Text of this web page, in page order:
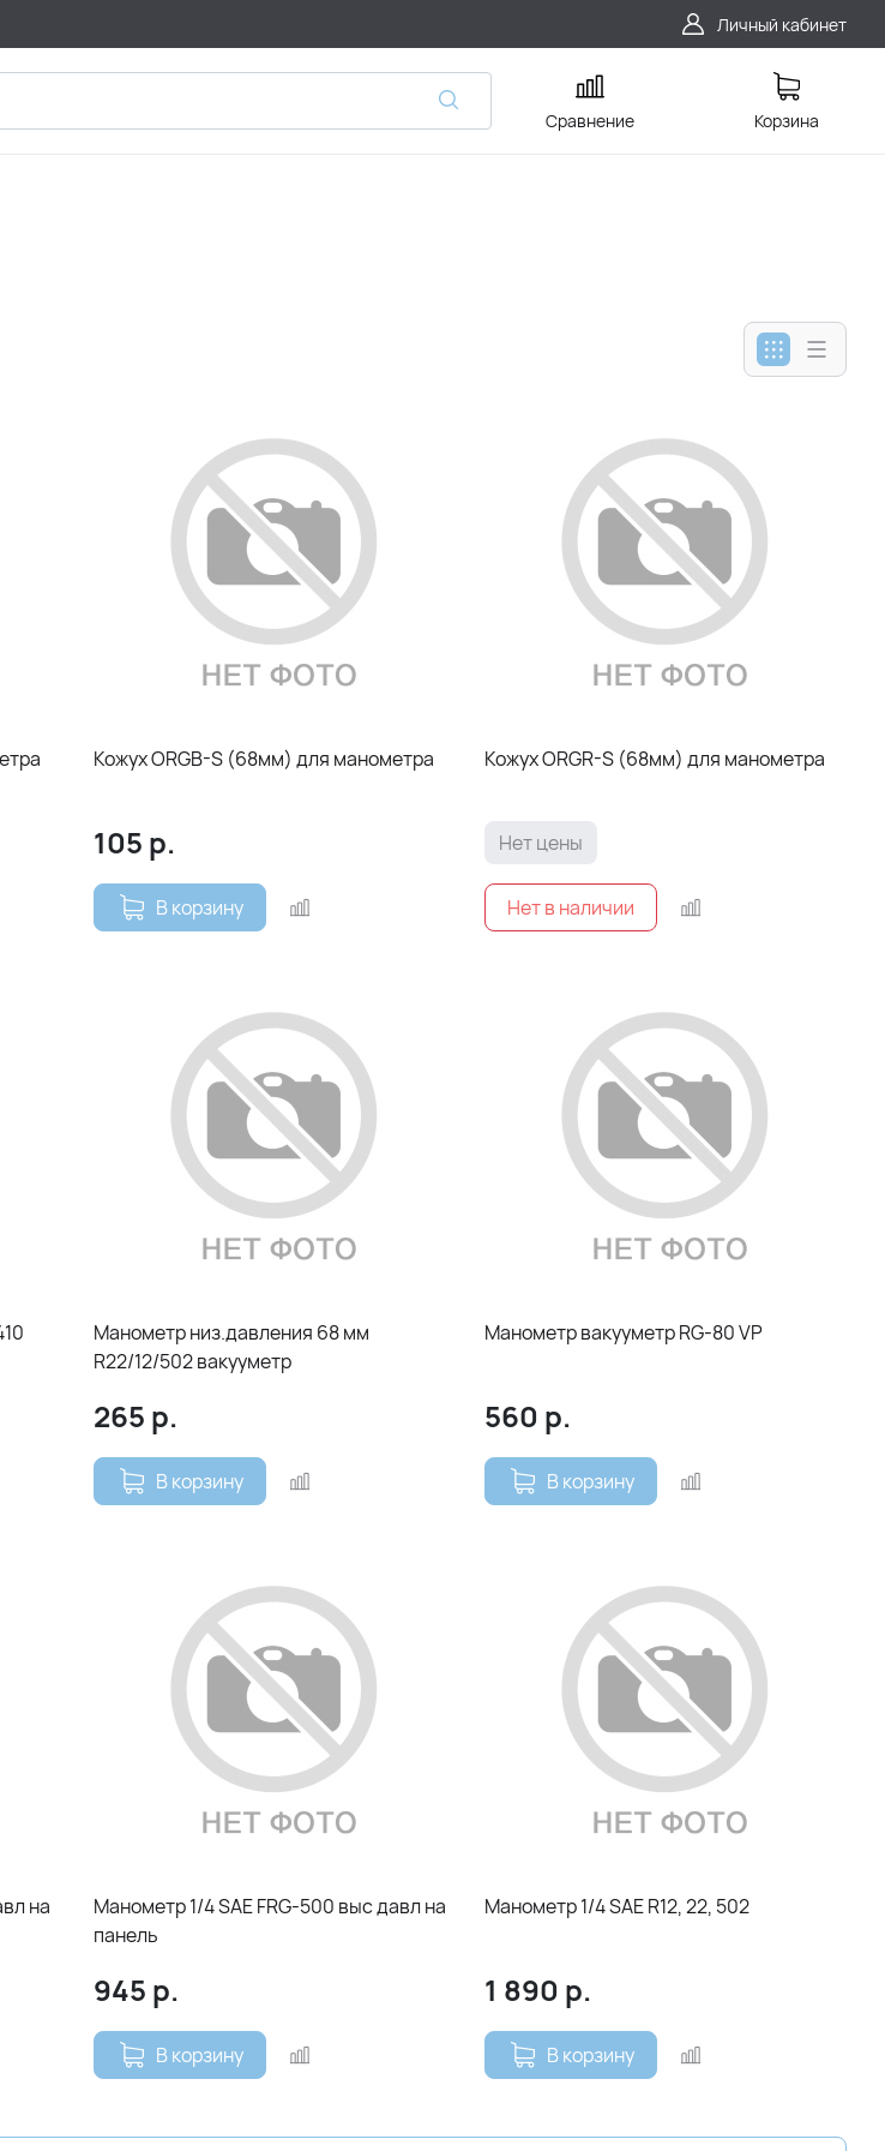
Личный кабинет
Сравнение Корзина
Кожух ORGB-S (68мм) для манометра
105 р.
В корзину
Кожух ORGR-S (68мм) для манометра
Нет цены
Манометр низ.давления 68 мм
R22/12/502 вакууметр
265 р.
В корзину
Манометр вакууметр RG-80 VP
560 р.
В корзину
на
Манометр 1/4 SAE FRG-500 выс давл на
панель
945 р.
В корзину
Манометр 1/4 SAE R12, 22, 502
1 890 р.
В корзину